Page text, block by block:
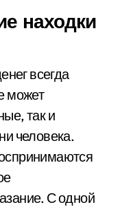
находки
всегда
может
так и
человека.
С одной